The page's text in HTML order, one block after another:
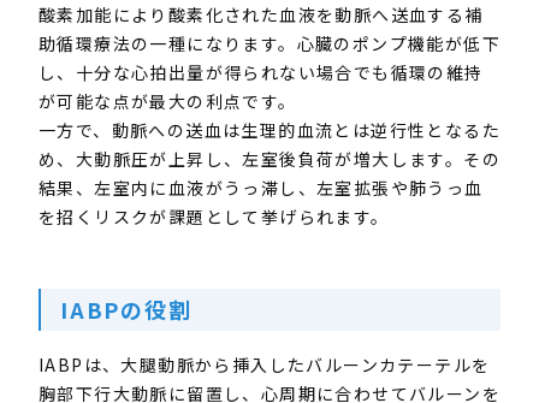
酸素加能により酸素化された血液を動脈へ送血する補
助循環療法の一種になります。心臓のポンプ機能が低下
し、十分な心拍出量が得られない場合でも循環の維持
が可能な点が最大の利点です。
一方で、動脈への送血は生理的血流とは逆行性となるた
め、大動脈圧が上昇し、左室後負荷が増大します。その
結果、左室内に血液がうっ滞し、左室拡張や肺うっ血
を招くリスクが課題として挙げられます。
IABPの役割
IABP は、大腿動脈から挿入したバルーンカテーテルを
胸部下行大動脈に留置し、心周期に合わせてバルーンを